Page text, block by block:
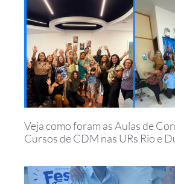
Veja como foram as Aulas de
Cursos de CDM nas URs Rio e